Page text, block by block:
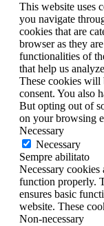
This website uses
you navigate
cookies that are
browser as they
functionalities of
that help us
These cookies
consent. You also
But opting out of
on your browsing
Necessary
Necessary
Sempre abilitato
Necessary cookies
function properly.
ensures basic
website. These
Non-necessary